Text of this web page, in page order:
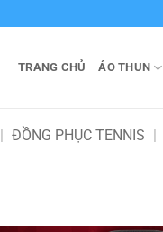
TRANG CHỦ ÁO THUN
| ĐỒNG PHỤC TENNIS |